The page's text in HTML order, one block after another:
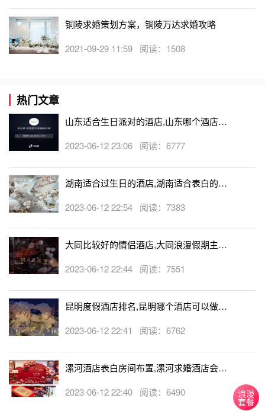
求婚策划：让大海见证你们的爱情
让广阔的大海见证你们的爱情宣言也是相当浪漫的。找一处
生态丰富的潜水胜地一同潜入海底，正当她欣赏周围自由游
弋的鱼儿和色彩各异的珊瑚群时，你突然出现在她身旁，手
中拿着一个写着“嫁给我”的防水牌，或者将你的真情告白都
写在防水牌上。不过水底下只能靠手势沟通，如果她愿意，
族馆来实现以上计划。
铜陵求婚策划方案，铜陵万达求婚攻略
2021-09-29 11:59 阅读：1508
热门文章
山东适合生日派对的酒店,山东哪个酒店有
2023-06-12 23:06 阅读：6777
湖南适合过生日的酒店,湖南适合表白的酒
2023-06-12 22:54 阅读：7383
大同比较好的情侣酒店,大同浪漫假期主题
2023-06-12 22:44 阅读：7551
昆明度假酒店排名,昆明哪个酒店可以做求
2023-06-12 22:41 阅读：6762
漯河酒店表白房间布置,漯河求婚酒店会帮
2023-06-12 22:40 阅读：6490 浪漫
套餐